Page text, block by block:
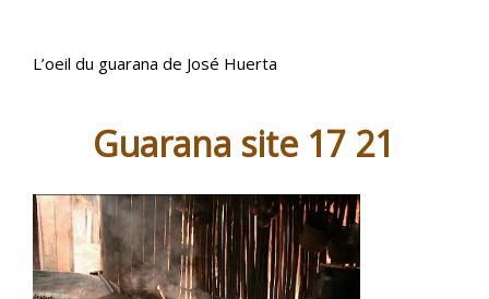
L’oeil du guarana de José Huerta
Guarana site 17 21